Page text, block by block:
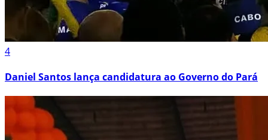
4
Daniel Santos lança candidatura ao Governo do Pará